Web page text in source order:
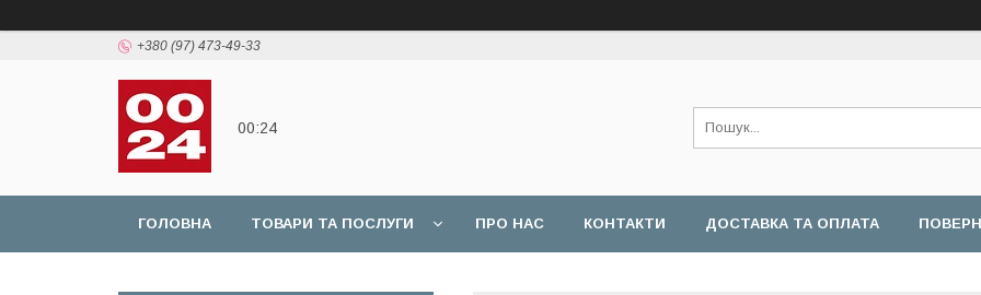
+380 (97) 473-49-33
00:24
ГОЛОВНА ТОВАРИ ТА ПОСЛУГИ ПРО НАС КОНТАКТИ ДОСТАВКА ТА ОПЛАТА